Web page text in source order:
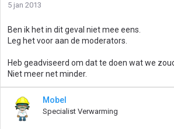
5 jan 2013
Ben ik het in dit geval niet mee eens.
Leg het voor aan de moderators.
Heb geadviseerd om dat te doen wat we
Niet meer net minder.
Mobel
Specialist Verwarming